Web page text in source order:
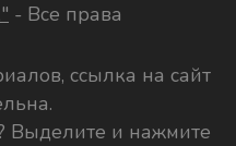
- Все права
ссылка на сайт
Выделите и нажмите